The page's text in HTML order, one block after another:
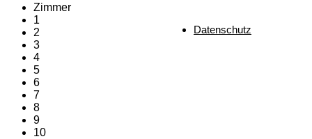
Datenschutz
Zimmer
1
2
3
4
5
6
7
8
9
10